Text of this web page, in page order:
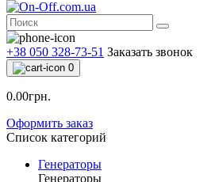
+38 050 328-73-51 Заказать звонок
0
0.00грн.
Оформить заказ
Список категорий
Генераторы
Генераторы